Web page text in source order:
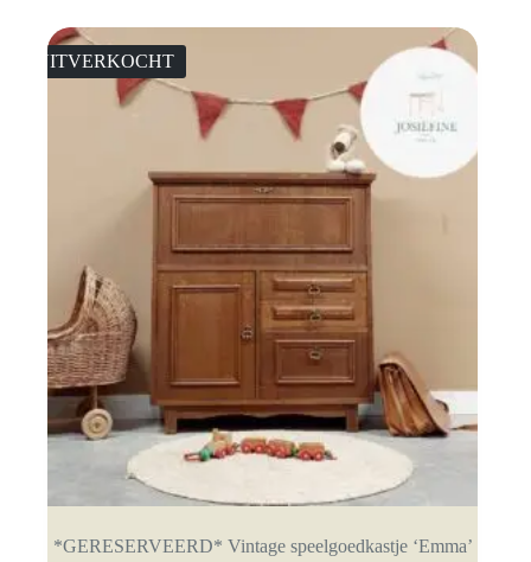
UITVERKOCHT
*GERESERVEERD* Vintage speelgoedkastje ‘Emma’